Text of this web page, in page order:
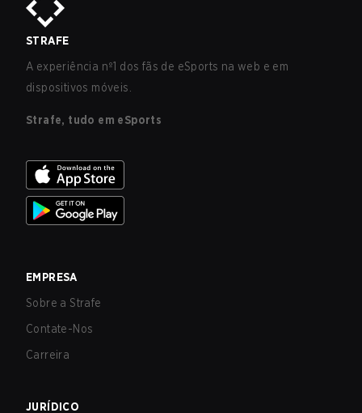
STRAFE
A experiência nº1 dos fãs de eSports na web e em
dispositivos móveis.
Strafe, tudo em eSports
EMPRESA
Sobre a Strafe
Contate-Nos
Carreira
JURÍDICO